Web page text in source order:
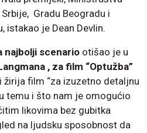
Gradu Beogradu i
istakao je Dean Devlin.
najbolji scenario otišao je u
, za film “Optužba”
žirija film “za izuzetno detaljnu
temu i što nam je omogućio
likovima bez gubitka
na ljudsku sposobnost da